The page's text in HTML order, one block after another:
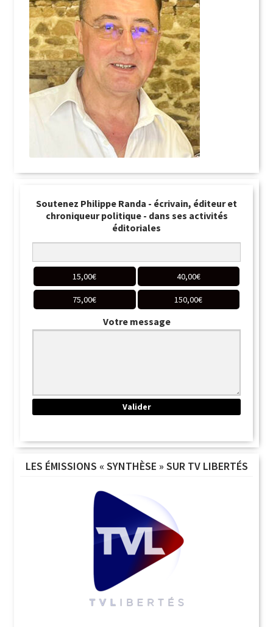
Soutenez Philippe Randa - écrivain, éditeur et
chroniqueur politique - dans ses activités
éditoriales
15,00€ 40,00€
75,00€ 150,00€
Votre message
LES ÉMISSIONS « SYNTHÈSE » SUR TV LIBERTÉS